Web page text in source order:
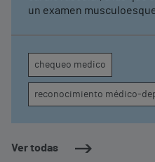
Ver todas
un examen musculoesquelético La
de Baiona
chequeo medico
reconocimiento médico-